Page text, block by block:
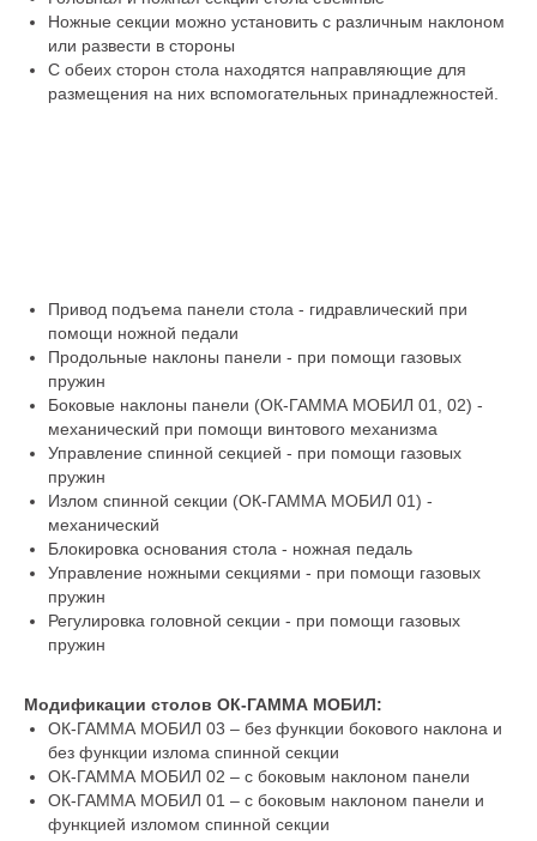
Ножные секции можно установить с различным наклоном
или развести в стороны
С обеих сторон стола находятся направляющие для
размещения на них вспомогательных принадлежностей.
Привод подъема панели стола - гидравлический при
помощи ножной педали
Продольные наклоны панели - при помощи газовых
пружин
Боковые наклоны панели (ОК-ГАММА МОБИЛ 01, 02) -
механический при помощи винтового механизма
Управление спинной секцией - при помощи газовых
пружин
Излом спинной секции (ОК-ГАММА МОБИЛ 01) -
механический
Блокировка основания стола - ножная педаль
Управление ножными секциями - при помощи газовых
пружин
Регулировка головной секции - при помощи газовых
пружин
Модификации столов ОК-ГАММА МОБИЛ:
ОК-ГАММА МОБИЛ 03 – без функции бокового наклона и
без функции излома спинной секции
ОК-ГАММА МОБИЛ 02 – с боковым наклоном панели
ОК-ГАММА МОБИЛ 01 – с боковым наклоном панели и
функцией изломом спинной секции